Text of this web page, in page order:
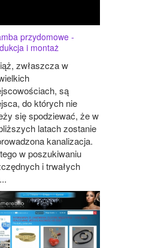
przydomowe -
i montaż
zwłaszcza w
są
do których nie
się spodziewać, że w
latach zostanie
kanalizacja.
w poszukiwaniu
i trwałych